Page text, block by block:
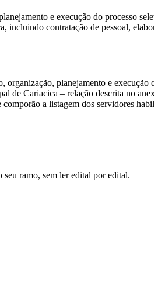
e execução do processo
contratação de pessoal,
planejamento e
Cariacica – relação descrita no
a listagem dos servidores
ramo, sem ler edital por edital.